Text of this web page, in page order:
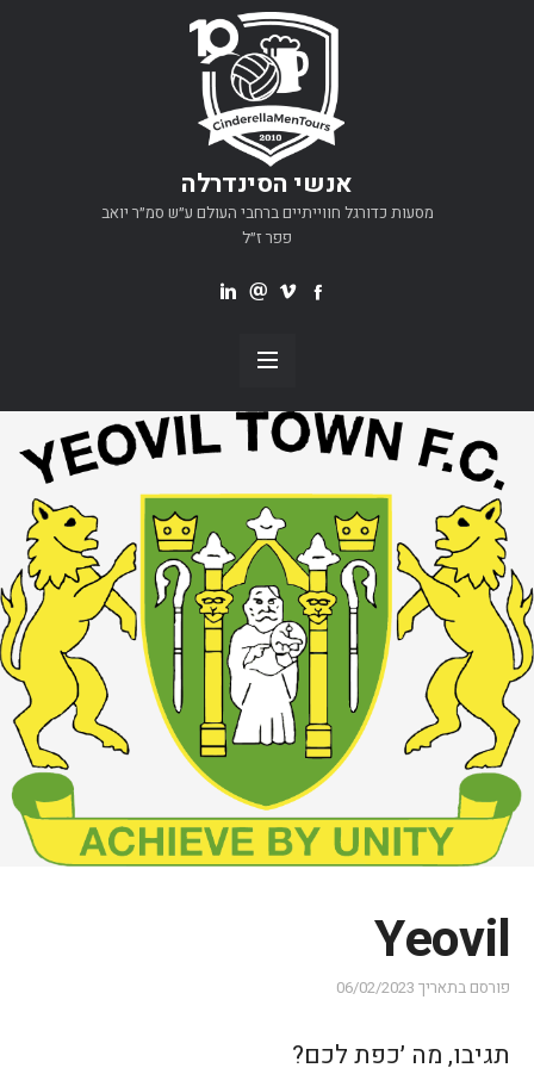
אנשי הסינדרלה
מסעות כדורגל חווייתיים ברחבי העולם ע״ש סמ״ר יואב
פפר ז״ל
Yeovil
פורסם בתאריך 06/02/2023
תגיבו, מה ׳כפת לכם?